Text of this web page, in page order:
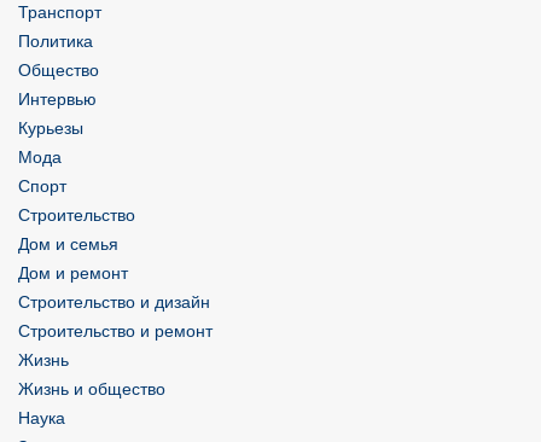
Транспорт
Политика
Общество
Интервью
Курьезы
Мода
Спорт
Строительство
Дом и семья
Дом и ремонт
Строительство и дизайн
Строительство и ремонт
Жизнь
Жизнь и общество
Наука